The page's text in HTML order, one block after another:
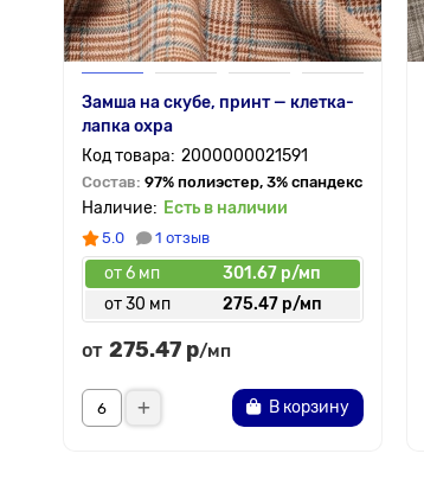
Замша на скубе, принт — клетка-
лапка охра
2000000021591
Состав: 97% полиэстер, 3% спандекс
Есть в наличии
5.0 1 отзыв
от 6 мп
301.67 р/мп
от 30 мп
275.47 р/мп
от 275.47 р/мп
В корзину